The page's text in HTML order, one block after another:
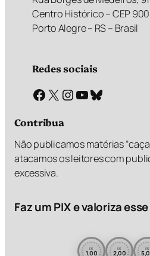
Centro Histórico – CEP
Porto Alegre – RS – Brasil
Redes sociais
Facebook X Instagram Youtube Bluesky
Contribua
Não publicamos matérias
atacamos os leitores com
excessiva.
Faz um PIX e valoriza
R$
1,00 R$
2,00 R$